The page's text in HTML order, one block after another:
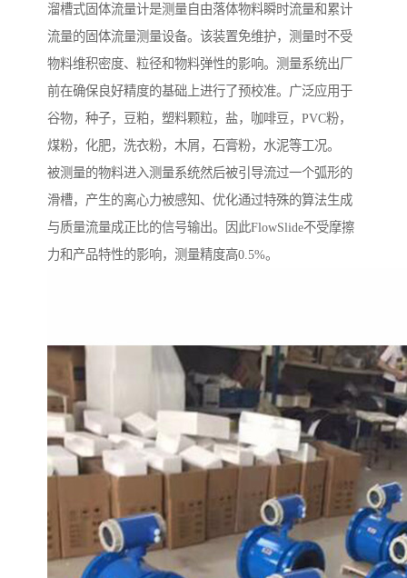
溜槽式固体流量计是测量自由落体物料瞬时流量和累计
流量的固体流量测量设备。该装置免维护，测量时不受
物料维积密度、粒径和物料弹性的影响。测量系统出厂
前在确保良好精度的基础上进行了预校准。广泛应用于
谷物，种子，豆粕，塑料颗粒，盐，咖啡豆，PVC粉，
煤粉，化肥，洗衣粉，木屑，石膏粉，水泥等工况。
被测量的物料进入测量系统然后被引导流过一个弧形的
滑槽，产生的离心力被感知、优化通过特殊的算法生成
与质量流量成正比的信号输出。因此FlowSlide不受摩擦
力和产品特性的影响，测量精度高0.5%。